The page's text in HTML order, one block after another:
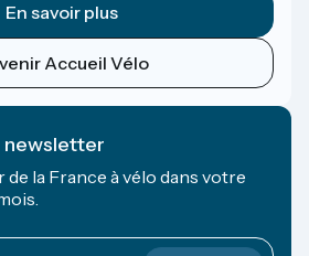
En savoir plus
Accueil Vélo
newsletter
de la France à vélo dans votre